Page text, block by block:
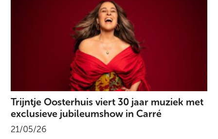
Trijntje Oosterhuis viert 30 jaar muziek met
exclusieve jubileumshow in Carré
21/05/26